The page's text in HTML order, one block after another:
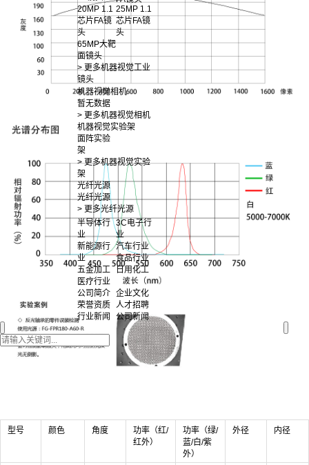
20MP 1.1
芯片FA镜
头
25MP 1.1
芯片FA镜
头
65MP大靶
面镜头
> 更多机器视觉工业
镜头
机器视觉相机
暂无数据
> 更多机器视觉相机
机器视觉实验架
面阵实验
架
> 更多机器视觉实验
架
光纤光源
光纤光源
> 更多光纤光源
半导体行
业
3C电子行
业
新能源行
业
汽车行业
食品行业
五金加工
日用化工
医疗行业
公司简介 企业文化
荣誉资质 人才招聘
行业新闻
公司新闻
型号 颜色 角度
功率（红/
红外）
功率（绿/
蓝/白/紫
外）
外径 内径